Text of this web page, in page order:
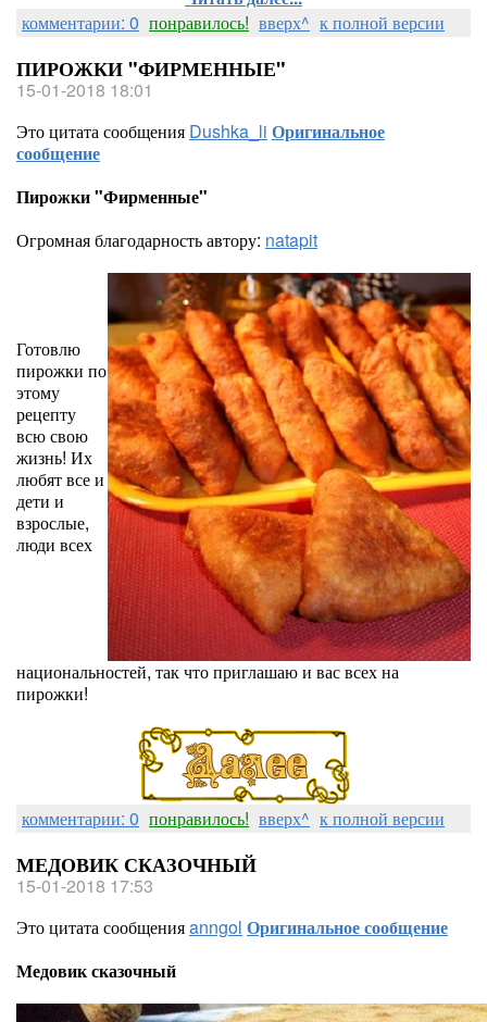
комментарии: 0 понравилось! вверх^ к полной версии
ПИРОЖКИ "ФИРМЕННЫЕ"
15-01-2018 18:01
Это цитата сообщения Dushka_li Оригинальное
сообщение
Пирожки "Фирменные"
Огромная благодарность автору: natapit
Готовлю
пирожки по
этому
рецепту
всю свою
жизнь! Их
любят все и
дети и
взрослые,
люди всех
национальностей, так что приглашаю и вас всех на
пирожки!
комментарии: 0 понравилось! вверх^ к полной версии
МЕДОВИК СКАЗОЧНЫЙ
15-01-2018 17:53
Это цитата сообщенияanngol Оригинальное сообщение
Медовик сказочный